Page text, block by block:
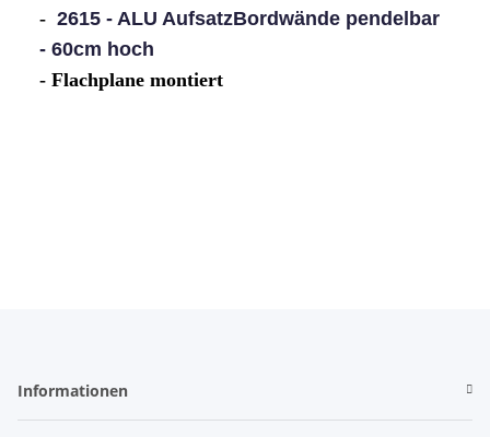
- 2615 - ALU AufsatzBordwände pendelbar
- 60cm hoch
- Flachplane montiert
Informationen